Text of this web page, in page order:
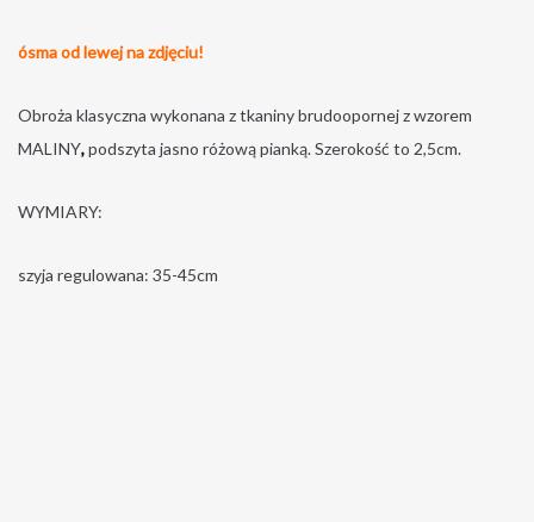
ósma od lewej na zdjęciu!
Obroża klasyczna wykonana z tkaniny brudoopornej z wzorem
MALINY,podszyta jasno różową pianką. Szerokość to 2,5cm.
WYMIARY:
szyja regulowana: 35-45cm